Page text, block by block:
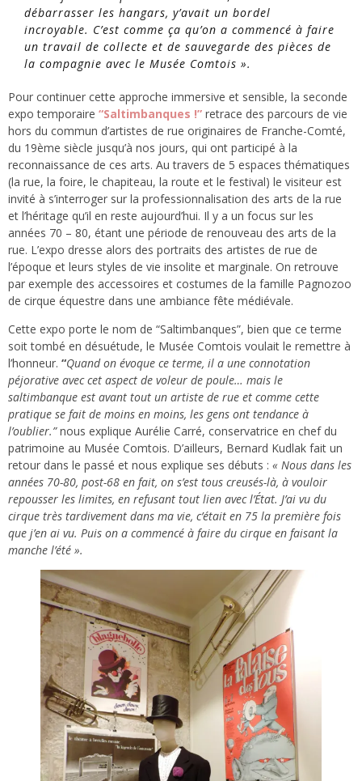
débarrasser les hangars, y’avait un bordel
incroyable. C’est comme ça qu’on a commencé à faire
un travail de collecte et de sauvegarde des pièces de
la compagnie avec le Musée Comtois ».
Pour continuer cette approche immersive et sensible, la seconde
expo temporaire “Saltimbanques !” retrace des parcours de vie
hors du commun d’artistes de rue originaires de Franche-Comté,
du 19ème siècle jusqu’à nos jours, qui ont participé à la
reconnaissance de ces arts. Au travers de 5 espaces thématiques
(la rue, la foire, le chapiteau, la route et le festival) le visiteur est
invité à s’interroger sur la professionnalisation des arts de la rue
et l’héritage qu’il en reste aujourd’hui. Il y a un focus sur les
années 70 – 80, étant une période de renouveau des arts de la
rue. L’expo dresse alors des portraits des artistes de rue de
l’époque et leurs styles de vie insolite et marginale. On retrouve
par exemple des accessoires et costumes de la famille Pagnozoo
de cirque équestre dans une ambiance fête médiévale.
Cette expo porte le nom de “Saltimbanques”, bien que ce terme
soit tombé en désuétude, le Musée Comtois voulait le remettre à
l’honneur. “Quand on évoque ce terme, il a une connotation
péjorative avec cet aspect de voleur de poule… mais le
saltimbanque est avant tout un artiste de rue et comme cette
pratique se fait de moins en moins, les gens ont tendance à
l’oublier.” nous explique Aurélie Carré, conservatrice en chef du
patrimoine au Musée Comtois. D’ailleurs, Bernard Kudlak fait un
retour dans le passé et nous explique ses débuts : « Nous dans les
années 70-80, post-68 en fait, on s’est tous creusés-là, à vouloir
repousser les limites, en refusant tout lien avec l’État. J’ai vu du
cirque très tardivement dans ma vie, c’était en 75 la première fois
que j’en ai vu. Puis on a commencé à faire du cirque en faisant la
manche l’été ».